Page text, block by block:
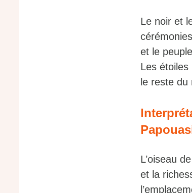
Le noir et
et le
Les
le reste du
L’oiseau
et la